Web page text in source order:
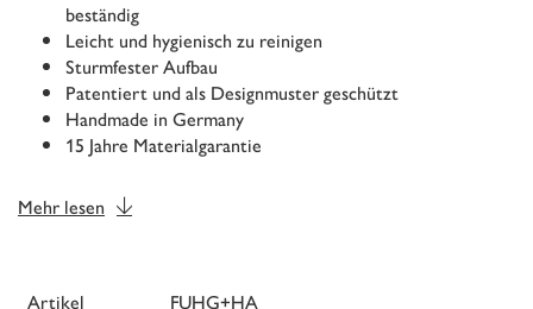
beständig
Leicht und hygienisch zu reinigen
Sturmfester Aufbau
Patentiert und als Designmuster geschützt
Handmade in Germany
15 Jahre Materialgarantie
Mehr lesen
Artikel FUHG+HA